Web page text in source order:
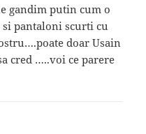
gandim putin cum o
pantaloni scurti cu
doar Usain
cred …..voi ce parere